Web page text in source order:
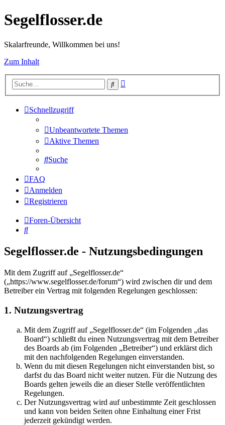
Segelflosser.de
Skalarfreunde, Willkommen bei uns!
Zum Inhalt
Suche
Schnellzugriff
Unbeantwortete Themen
Aktive Themen
Suche
FAQ
Anmelden
Registrieren
Foren-Übersicht
Suche
Segelflosser.de - Nutzungsbedingungen
Mit dem Zugriff auf „Segelflosser.de“
(„https://www.segelflosser.de/forum“) wird zwischen dir und dem
Betreiber ein Vertrag mit folgenden Regelungen geschlossen:
1. Nutzungsvertrag
Mit dem Zugriff auf „Segelflosser.de“ (im Folgenden „das
Board“) schließt du einen Nutzungsvertrag mit dem Betreiber
des Boards ab (im Folgenden „Betreiber“) und erklärst dich
mit den nachfolgenden Regelungen einverstanden.
Wenn du mit diesen Regelungen nicht einverstanden bist, so
darfst du das Board nicht weiter nutzen. Für die Nutzung des
Boards gelten jeweils die an dieser Stelle veröffentlichten
Regelungen.
Der Nutzungsvertrag wird auf unbestimmte Zeit geschlossen
und kann von beiden Seiten ohne Einhaltung einer Frist
jederzeit gekündigt werden.